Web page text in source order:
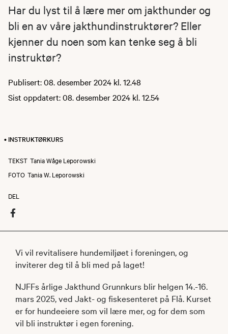
Har du lyst til å lære mer om jakthunder og
bli en av våre jakthundinstruktører? Eller
kjenner du noen som kan tenke seg å bli
instruktør?
Publisert: 08. desember 2024 kl. 12.48
Sist oppdatert: 08. desember 2024 kl. 12.54
• INSTRUKTØRKURS
TEKST Tania Wåge Leporowski
FOTO Tania W. Leporowski
DEL
Vi vil revitalisere hundemiljøet i foreningen, og
inviterer deg til å bli med på laget!
NJFFs årlige Jakthund Grunnkurs blir helgen 14.-16.
mars 2025, ved Jakt- og fiskesenteret på Flå. Kurset
er for hundeeiere som vil lære mer, og for dem som
vil bli instruktør i egen forening.